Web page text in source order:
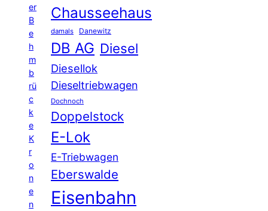
er
B
e
h
m
b
rü
c
k
e
K
r
o
n
e
n
Chausseehaus
damals Danewitz
DB AG Diesel
Diesellok
Dieseltriebwagen
Dochnoch
Doppelstock
E-Lok
E-Triebwagen
Eberswalde
Eisenbahn